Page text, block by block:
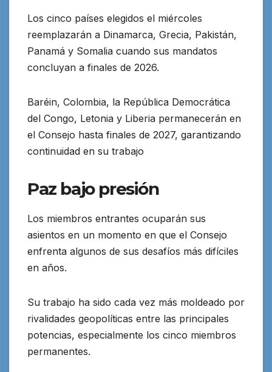
Los cinco países elegidos el miércoles
reemplazarán a Dinamarca, Grecia, Pakistán,
Panamá y Somalia cuando sus mandatos
concluyan a finales de 2026.
Baréin, Colombia, la República Democrática
del Congo, Letonia y Liberia permanecerán en
el Consejo hasta finales de 2027, garantizando
continuidad en su trabajo
Paz bajo presión
Los miembros entrantes ocuparán sus
asientos en un momento en que el Consejo
enfrenta algunos de sus desafíos más difíciles
en años.
Su trabajo ha sido cada vez más moldeado por
rivalidades geopolíticas entre las principales
potencias, especialmente los cinco miembros
permanentes.